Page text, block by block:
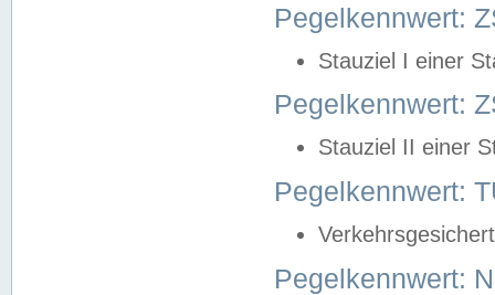
Pegelkennwert:
Stauziel I einer
Pegelkennwert:
Stauziel II einer
Pegelkennwert:
Pegelkennwert: